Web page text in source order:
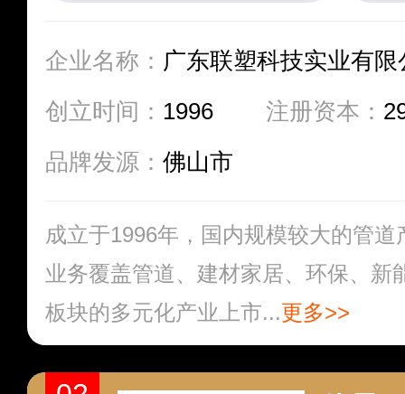
企业名称： 广东联塑科技实业有限
创立时间： 1996 注册资本：
品牌发源： 佛山市
成立于1996年，国内规模较大的管
业务覆盖管道、建材家居、环保、新
板块的多元化产业上市...更多>>